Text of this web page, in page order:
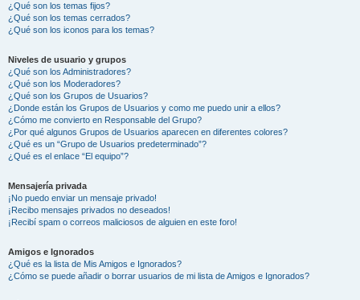
¿Qué son los temas fijos?
¿Qué son los temas cerrados?
¿Qué son los iconos para los temas?
Niveles de usuario y grupos
¿Qué son los Administradores?
¿Qué son los Moderadores?
¿Qué son los Grupos de Usuarios?
¿Donde están los Grupos de Usuarios y como me puedo unir a ellos?
¿Cómo me convierto en Responsable del Grupo?
¿Por qué algunos Grupos de Usuarios aparecen en diferentes colores?
¿Qué es un “Grupo de Usuarios predeterminado”?
¿Qué es el enlace “El equipo”?
Mensajería privada
¡No puedo enviar un mensaje privado!
¡Recibo mensajes privados no deseados!
¡Recibí spam o correos maliciosos de alguien en este foro!
Amigos e Ignorados
¿Qué es la lista de Mis Amigos e Ignorados?
¿Cómo se puede añadir o borrar usuarios de mi lista de Amigos e Ignorados?